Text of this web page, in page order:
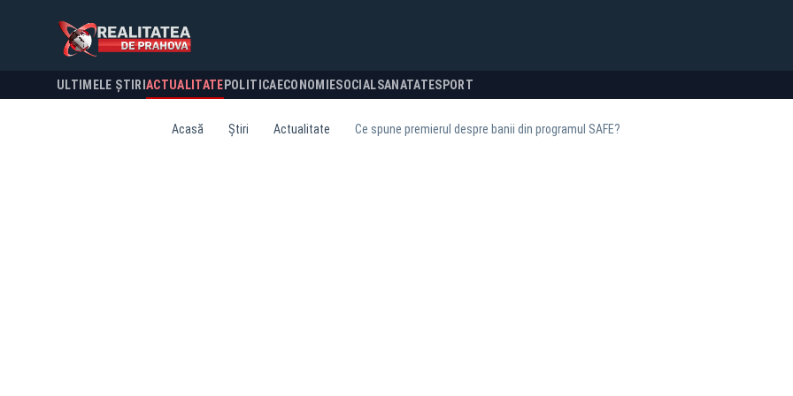
ULTIMELE ȘTIRI ACTUALITATE POLITICA ECONOMIESOCIALSANATATESPORT
Acasă Știri Actualitate Ce spune premierul despre banii din programul SAFE?